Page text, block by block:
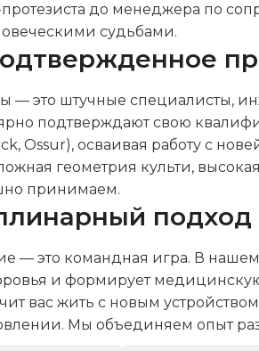
протезиста до менеджера по
судьбами.
— это штучные специалисты,
подтверждают свою
Ossur), осваивая работу с
геометрия культи,
принимаем.
подход
— это командная игра. В
и формирует
вас жить с новым
Мы объединяем опыт